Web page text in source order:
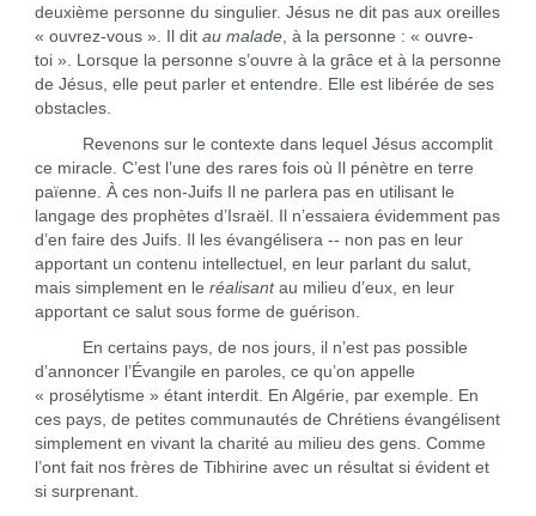
deuxième personne du singulier. Jésus ne dit pas aux oreilles
« ouvrez-vous ». Il dit au malade, à la personne : « ouvre-
toi ». Lorsque la personne s’ouvre à la grâce et à la personne
de Jésus, elle peut parler et entendre. Elle est libérée de ses
obstacles.
Revenons sur le contexte dans lequel Jésus accomplit
ce miracle. C’est l’une des rares fois où Il pénètre en terre
païenne. À ces non-Juifs Il ne parlera pas en utilisant le
langage des prophètes d’Israël. Il n’essaiera évidemment pas
d’en faire des Juifs. Il les évangélisera -- non pas en leur
apportant un contenu intellectuel, en leur parlant du salut,
mais simplement en le réalisantau milieu d’eux, en leur
apportant ce salut sous forme de guérison.
En certains pays, de nos jours, il n’est pas possible
d’annoncer l’Évangile en paroles, ce qu’on appelle
« prosélytisme » étant interdit. En Algérie, par exemple. En
ces pays, de petites communautés de Chrétiens évangélisent
simplement en vivant la charité au milieu des gens. Comme
l’ont fait nos frères de Tibhirine avec un résultat si évident et
si surprenant.